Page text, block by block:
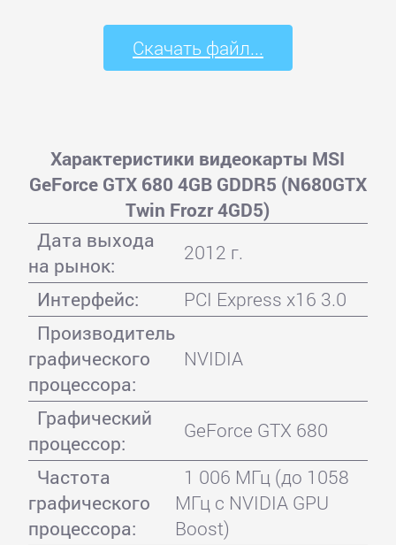
Скачать файл...
Характеристики видеокарты MSI
GeForce GTX 680 4GB GDDR5 (N680GTX
Twin Frozr 4GD5)
Дата выхода
на рынок:
2012 г.
Интерфейс:
PCI Express x16 3.0
Производитель
графического
процессора:
NVIDIA
Графический
процессор:
GeForce GTX 680
Частота
графического
процессора:
1 006 МГц (до 1058
МГц с NVIDIA GPU
Boost)